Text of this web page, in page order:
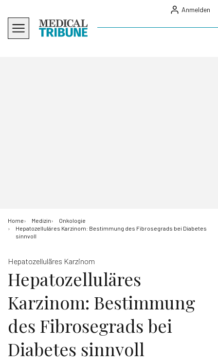
Anmelden
Home Medizin
Onkologie
Hepatozelluläres Karzinom: Bestimmung des Fibrosegrads bei Diabetes
sinnvoll
Hepatozelluläres Karzinom
Hepatozelluläres
Karzinom: Bestimmung
des Fibrosegrads bei
Diabetes sinnvoll